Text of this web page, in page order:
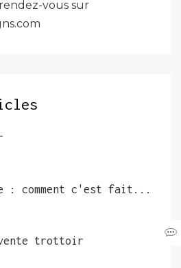
vous sur
: comment c'est fait...
trottoir